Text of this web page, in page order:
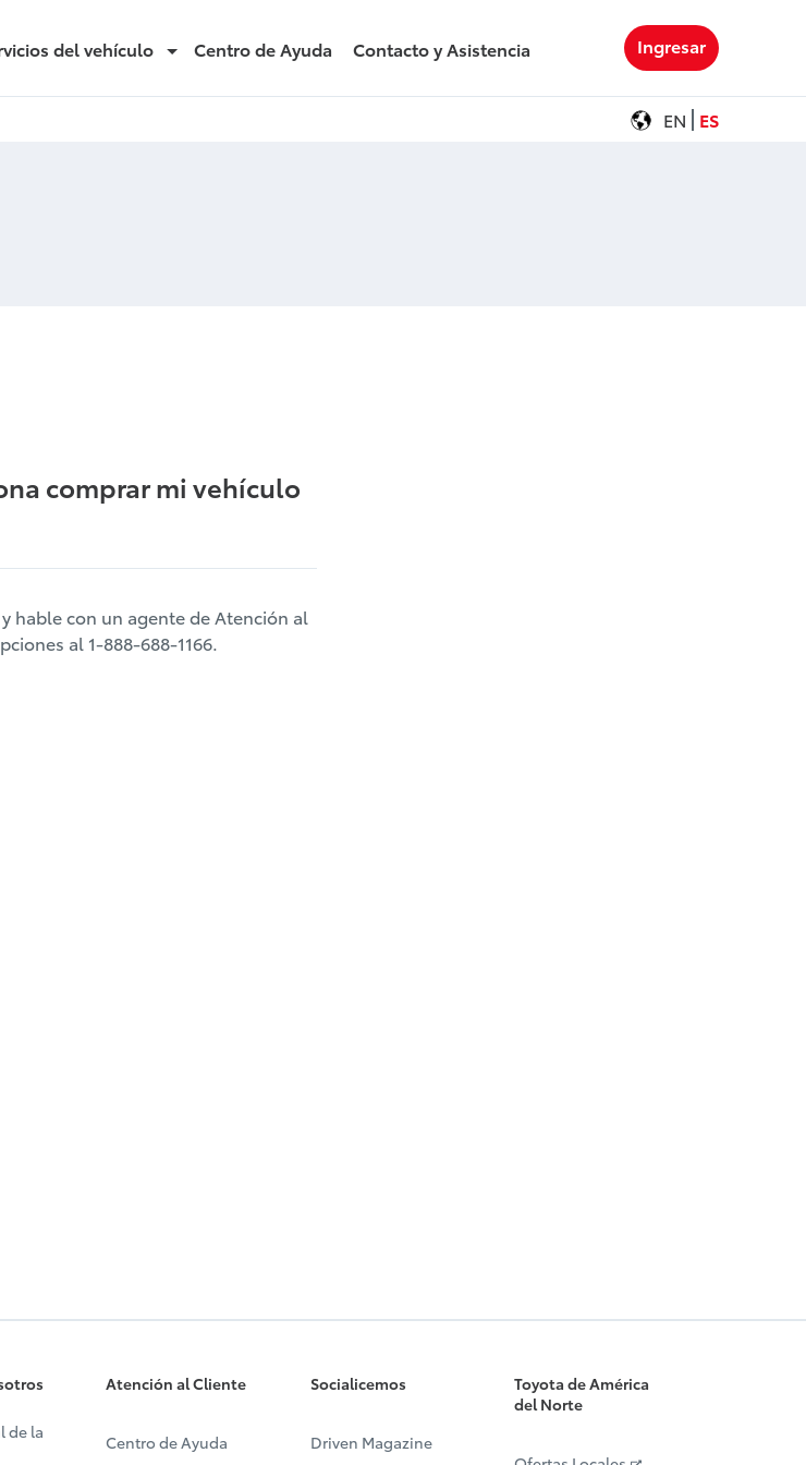
del vehículo Centro de Ayuda Contacto y Asistencia Ingresar
EN ES
arrendado
comprar mi vehículo
hable con un agente de Atención al
al 1-888-688-1166.
de la
Atención al Cliente
Centro de Ayuda
Socialicemos
Driven Magazine
Toyota de América
del Norte